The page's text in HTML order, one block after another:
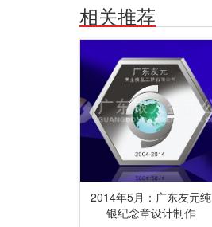
相关推荐
2014年5月：广东友元纯
银纪念章设计制作